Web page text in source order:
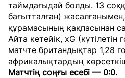
таймдағыдай болды. 13
бағытталған)
құрамасының қақпасынан
Айта кетейік, xG
матчте британдықтар 1,28
африкалықтардың
Матчтің соңғы есебі — 0:0.